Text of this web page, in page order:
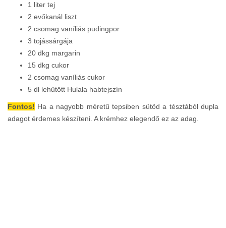
1 liter tej
2 evőkanál liszt
2 csomag vaníliás pudingpor
3 tojássárgája
20 dkg margarin
15 dkg cukor
2 csomag vaníliás cukor
5 dl lehűtött Hulala habtejszín
Fontos! Ha a nagyobb méretű tepsiben sütöd a tésztából dupla
adagot érdemes készíteni. A krémhez elegendő ez az adag.